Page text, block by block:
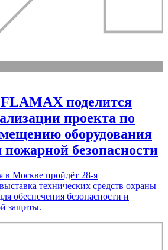
поделится
проекта по
оборудования
пожарной безопасности
в Москве пройдёт 28-я
технических средств охраны
обеспечения безопасности и
защиты.